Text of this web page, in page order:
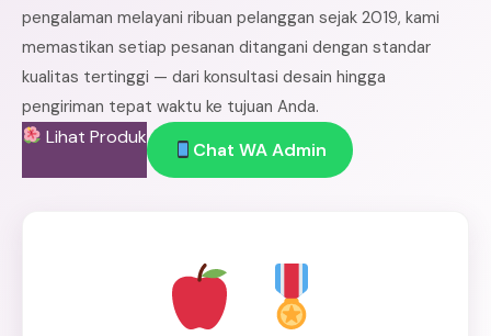
pengalaman melayani ribuan pelanggan sejak 2019, kami
memastikan setiap pesanan ditangani dengan standar
kualitas tertinggi — dari konsultasi desain hingga
pengiriman tepat waktu ke tujuan Anda.
Lihat Produk
Chat WA Admin